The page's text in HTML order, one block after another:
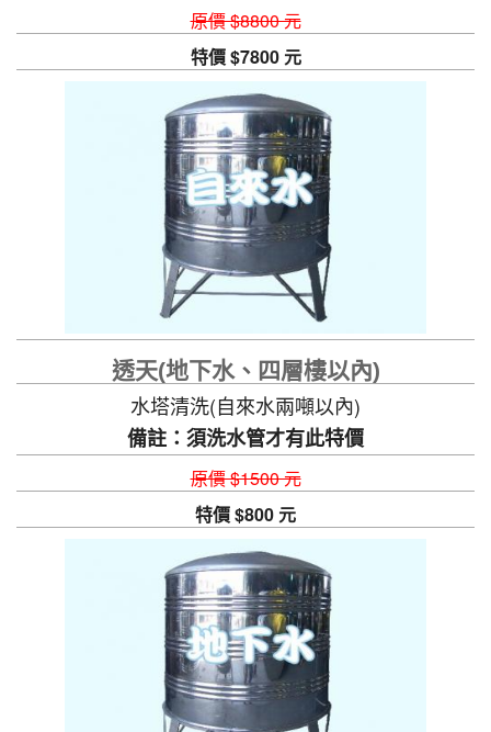
原價 $8800 元
特價 $7800 元
透天(地下水、四層樓以內)
水塔清洗(自來水兩噸以內)
備註：須洗水管才有此特價
原價 $1500 元
特價 $800 元